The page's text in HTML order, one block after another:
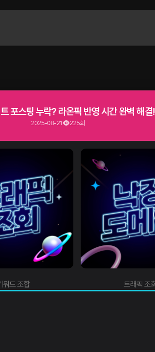
포스팅 누락? 라온픽 반영 시간 완벽 해결!
2025-08-21 225회
트래픽 조회